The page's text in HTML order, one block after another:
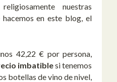
nuestras
en este blog, el
42,22 € por persona,
imbatiblesi tenemos
botellas de vino de nivel,